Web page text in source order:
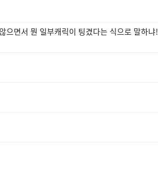
으면서 뭔 일부캐릭이 팅겼다는 식으로 말하냐!